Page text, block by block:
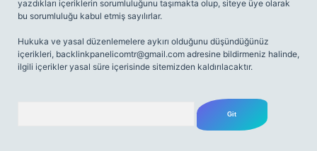
yazdıkları içeriklerin sorumluluğunu taşımakta olup, siteye üye olarak
bu sorumluluğu kabul etmiş sayılırlar.
Hukuka ve yasal düzenlemelere aykırı olduğunu düşündüğünüz
içerikleri, backlinkpanelicomtr@gmail.com adresine bildirmeniz halinde,
ilgili içerikler yasal süre içerisinde sitemizden kaldırılacaktır.